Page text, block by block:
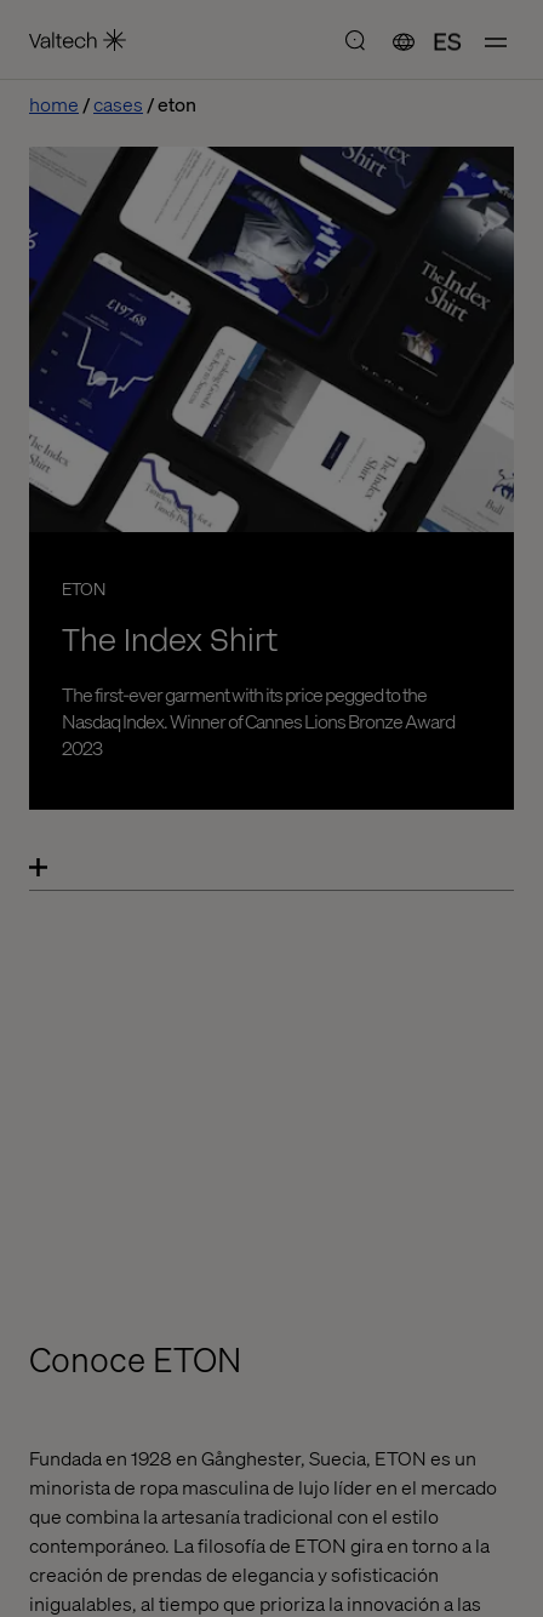
ES
home cases eton
ETON
The Index Shirt
The first-ever garment with its price pegged to the
Nasdaq Index. Winner of Cannes Lions Bronze Award
2023
Conoce ETON
Fundada en 1928 en Gånghester, Suecia, ETON es un
minorista de ropa masculina de lujo líder en el mercado
que combina la artesanía tradicional con el estilo
contemporáneo. La filosofía de ETON gira en torno a la
creación de prendas de elegancia y sofisticación
inigualables, al tiempo que prioriza la innovación a las